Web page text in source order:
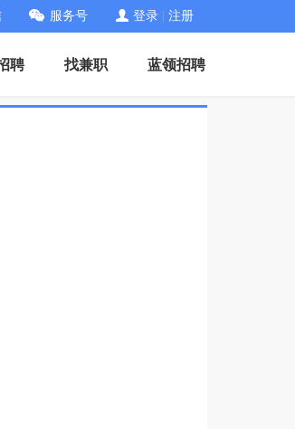
服务号 登录 注册
聘 找兼职 蓝领招聘